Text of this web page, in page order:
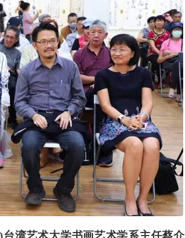
湾艺术大学书画艺术学系主任蔡介